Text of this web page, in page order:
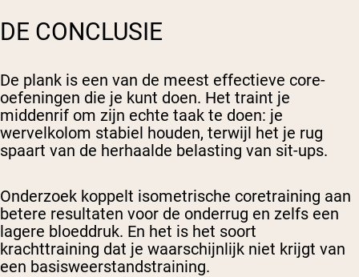
DE CONCLUSIE
De plank is een van de meest effectieve core-
oefeningen die je kunt doen. Het traint je
middenrif om zijn echte taak te doen: je
wervelkolom stabiel houden, terwijl het je rug
spaart van de herhaalde belasting van sit-ups.
Onderzoek koppelt isometrische coretraining aan
betere resultaten voor de onderrug en zelfs een
lagere bloeddruk. En het is het soort
krachttraining dat je waarschijnlijk niet krijgt van
een basisweerstandstraining.